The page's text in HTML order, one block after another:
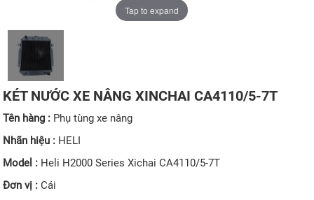
Tap to expand
KÉT NƯỚC XE NÂNG XINCHAI CA4110/5-7T
Tên hàng : Phụ tùng xe nâng
Nhãn hiệu : HELI
Model : Heli H2000 Series Xichai CA4110/5-7T
Đơn vị :Cái